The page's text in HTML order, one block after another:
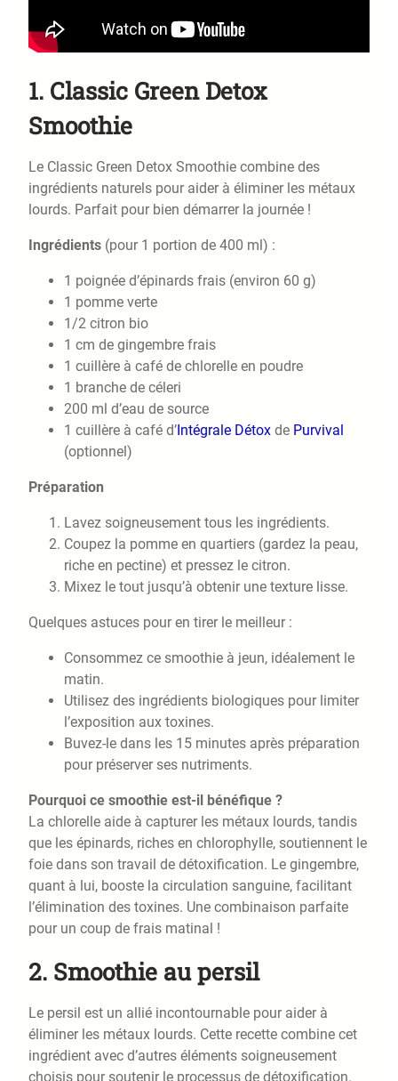
1. Classic Green Detox
Smoothie
Le Classic Green Detox Smoothie combine des
ingrédients naturels pour aider à éliminer les métaux
lourds. Parfait pour bien démarrer la journée !
Ingrédients (pour 1 portion de 400 ml) :
1 poignée d’épinards frais (environ 60 g)
1 pomme verte
1/2 citron bio
1 cm de gingembre frais
1 cuillère à café de chlorelle en poudre
1 branche de céleri
200 ml d’eau de source
1 cuillère à café d’Intégrale Détox de Purvival
(optionnel)
Préparation
Lavez soigneusement tous les ingrédients.
Coupez la pomme en quartiers (gardez la peau,
riche en pectine) et pressez le citron.
Mixez le tout jusqu’à obtenir une texture lisse.
Quelques astuces pour en tirer le meilleur :
Consommez ce smoothie à jeun, idéalement le
matin.
Utilisez des ingrédients biologiques pour limiter
l’exposition aux toxines.
Buvez-le dans les 15 minutes après préparation
pour préserver ses nutriments.
Pourquoi ce smoothie est-il bénéfique ?
La chlorelle aide à capturer les métaux lourds, tandis
que les épinards, riches en chlorophylle, soutiennent le
foie dans son travail de détoxification. Le gingembre,
quant à lui, booste la circulation sanguine, facilitant
l’élimination des toxines. Une combinaison parfaite
pour un coup de frais matinal !
2. Smoothie au persil
Le persil est un allié incontournable pour aider à
éliminer les métaux lourds. Cette recette combine cet
ingrédient avec d’autres éléments soigneusement
choisis pour soutenir le processus de détoxification.